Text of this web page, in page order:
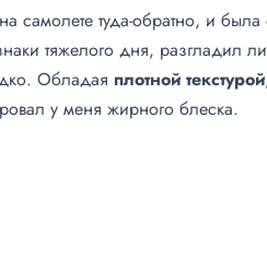
самолете туда-обратно, и
тяжелого дня, разгладил
Обладая плотной текстурой
у меня жирного блеска.